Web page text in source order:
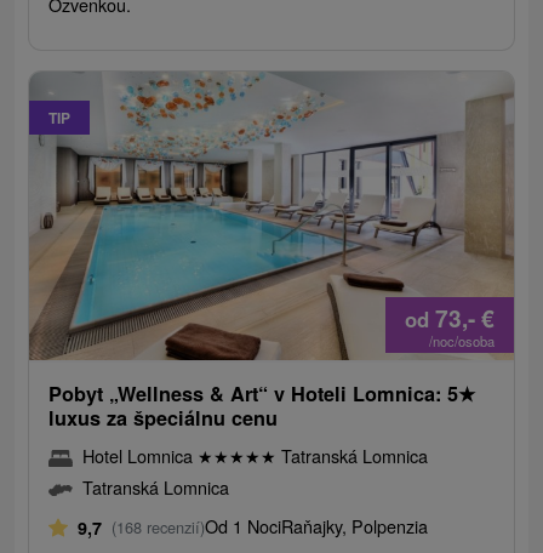
TIP
od 73,-€
/noc/osoba
Pobyt „Wellness & Art“ v Hoteli Lomnica: 5★
luxus za špeciálnu cenu
Hotel Lomnica ★★★★★ Tatranská Lomnica
Tatranská Lomnica
9,7 (168 recenzií)Od 1 NociRaňajky, Polpenzia